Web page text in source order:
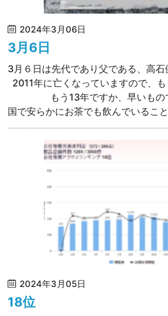
2024年3月06日
3月6日
3月６日は先代であり父である、高
2011年に亡くなっていますので、も
もう13年ですか、早いもの
国で安らかにお茶でも飲んでいるこ
2024年3月05日
18位